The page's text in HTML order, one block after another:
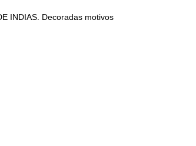
INDIAS. Decoradas motivos